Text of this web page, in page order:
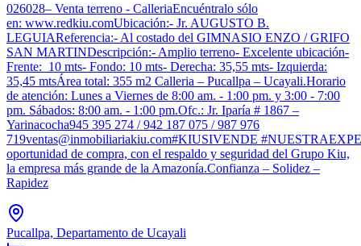
026028– Venta terreno - CalleriaEncuéntralo sólo
en: www.redkiu.comUbicación:- Jr. AUGUSTO B.
LEGUIAReferencia:- Al costado del GIMNASIO ENZO / GRIFO
SAN MARTINDescripción:- Amplio terreno- Excelente ubicación-
Frente: 10 mts- Fondo: 10 mts- Derecha: 35,55 mts- Izquierda:
35,45 mtsÁrea total: 355 m2 Calleria – Pucallpa – Ucayali.Horario
de atención: Lunes a Viernes de 8:00 am. - 1:00 pm. y 3:00 - 7:00
pm. Sábados: 8:00 am. - 1:00 pm.Ofc.: Jr. Iparía # 1867 –
Yarinacocha945 395 274 / 942 187 075 / 987 976
719ventas@inmobiliariakiu.com#KIUSIVENDE
oportunidad de compra, con el respaldo y seguridad del Grupo Kiu,
la empresa más grande de la Amazonía.Confianza – Solidez –
Rapidez
Pucallpa, Departamento de Ucayali